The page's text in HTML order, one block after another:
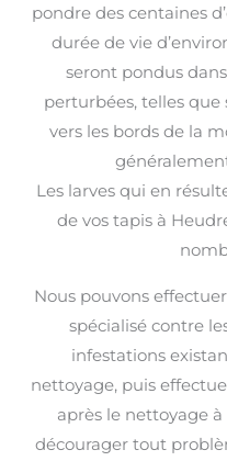
pondre des centaines
durée de vie
seront pondus
perturbées, telles
vers les bords de la
Les larves qui en
de vos tapis à
Nous pouvons
spécialisé contre
infestations
nettoyage, puis
après le nettoyage
décourager tout